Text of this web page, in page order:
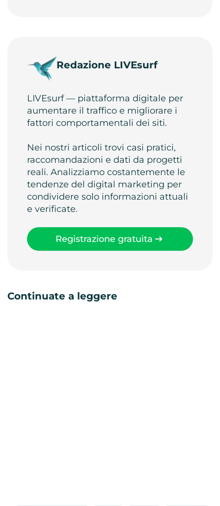
Redazione LIVEsurf
LIVEsurf — piattaforma digitale per
aumentare il traffico e migliorare i
fattori comportamentali dei siti.
Nei nostri articoli trovi casi pratici,
raccomandazioni e dati da progetti
reali. Analizziamo costantemente le
tendenze del digital marketing per
condividere solo informazioni attuali
e verificate.
Registrazione gratuita
Continuate a leggere